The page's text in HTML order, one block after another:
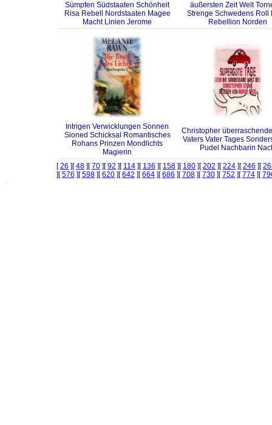
Sümpfen Südstaaten Schönheit
Risa Rebell Nordstaaten Magee
Macht Linien Jerome
äußersten Zeit Welt
Strenge Schwedens Roll
Rebellion Norden
Intrigen Verwicklungen Sonnen
Sioned Schicksal Romantisches
Rohans Prinzen Mondlichts
Magierin
Christopher
Vaters Vater Tages
Pudel Nachbarin
[26 ][48 ][70 ][92 ][ 114 ][ 136 ][ 158 ][ 180 ][202 ][224 ][246 ][
][576 ][598 ][620 ][642 ][664 ][686 ][708 ][730 ][752 ][774 ][